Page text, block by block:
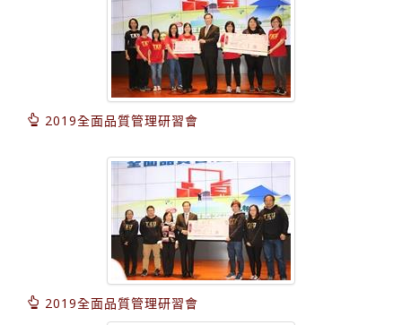
2019全面品質管理研習會
2019全面品質管理研習會